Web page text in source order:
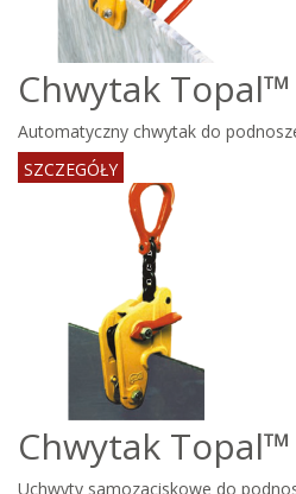
Chwytak
Automatyczny chwytak do
SZCZEGÓŁY
Chwytak
Uchwyty samozaciskowe do